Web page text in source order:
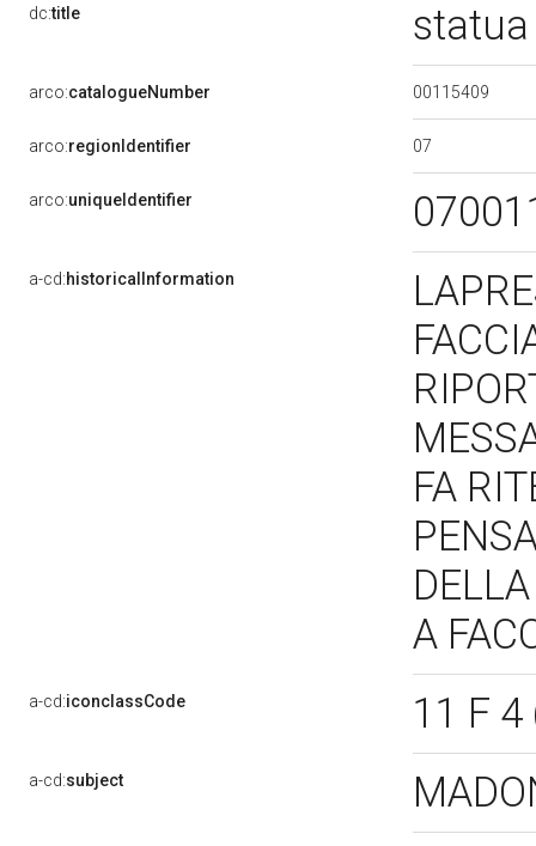
dc:title
arco:catalogueNumber 00115409
arco:regionIdentifier 07
arco:uniqueIdentifier
a-cd:historicalInformation
FA
A
a-cd:iconclassCode 11 F
a-cd:subject